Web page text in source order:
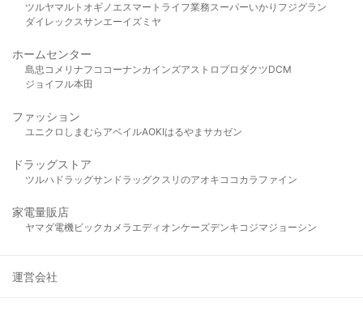
ツルヤマルト オギノ エスマート ライフ業務スーパーいかり フジグラン
ダイレックスサンエーイズミヤ
ホームセンター
島忠 コメリ ナフコ コーナンカインズアストロプロダクツDCM
ジョイフル本田
ファッション
ユニクロ しまむら アベイルAOKIはるやま サカゼン
ドラッグストア
ツルハドラッグサンドラッグクスリのアオキ ココカラファイン
家電量販店
ヤマダ電機ビックカメラ エディオンケーズデンキ コジマジョーシン
運営会社